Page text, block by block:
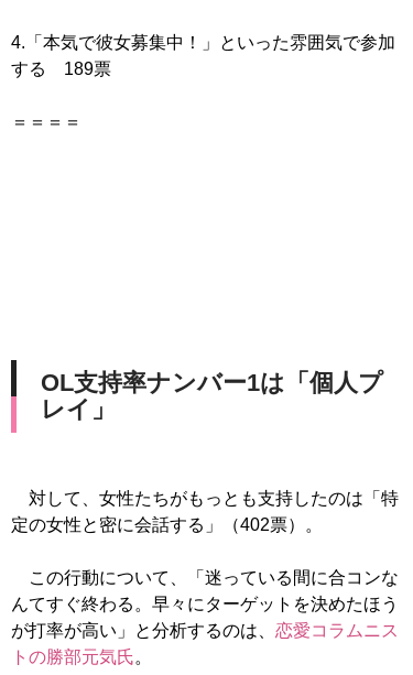
4.「本気で彼女募集中！」といった雰囲気で参加
する 189票
＝＝＝＝
OL支持率ナンバー1は「個人プ
レイ」
対して、女性たちがもっとも支持したのは「特
定の女性と密に会話する」（402票）。
この行動について、「迷っている間に合コンな
んてすぐ終わる。早々にターゲットを決めたほう
が打率が高い」と分析するのは、 恋愛コラムニス
トの勝部元気氏。